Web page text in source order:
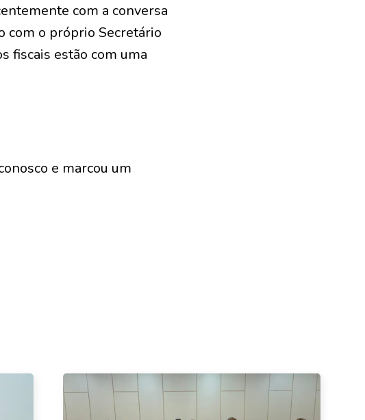
com a conversa
com o próprio Secretário
fiscais estão com uma
e marcou um